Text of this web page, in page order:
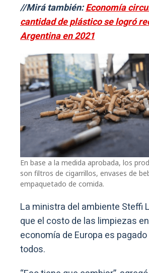
//Mirá también:Economía
cantidad de plástico se logró
Argentina en 2021
En base a la medida aprobada, los
son filtros de cigarrillos, envases de
empaquetado de comida.
La ministra del ambiente Steffi
que el costo de las limpiezas
economía de Europa es
todos.